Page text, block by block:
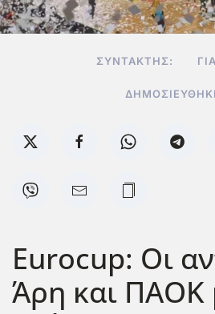
ΣΥΝΤΆΚΤΗΣ:
Eurocup: Οι
Άρη και ΠΑΟΚ